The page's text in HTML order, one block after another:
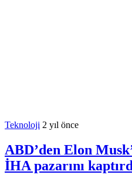
Teknoloji 2 yıl önce
ABD’den Elon
İHA pazarını